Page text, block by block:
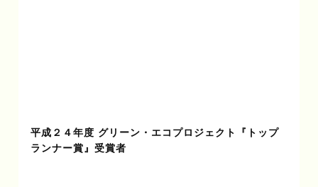
平成２４年度 グリーン・エコプロジェクト『トップ
ランナー賞』受賞者